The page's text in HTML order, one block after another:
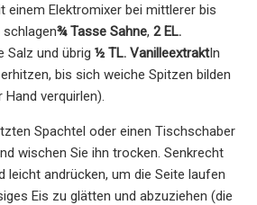
einem Elektromixer bei mittlerer bis
¾ Tasse Sahne, 2 EL.
Salz und übrig ½ TL. VanilleextraktIn
bis sich weiche Spitzen bilden
verquirlen).
Spachtel oder einen Tischschaber
wischen Sie ihn trocken. Senkrecht
leicht andrücken, um die Seite laufen
Eis zu glätten und abzuziehen (die